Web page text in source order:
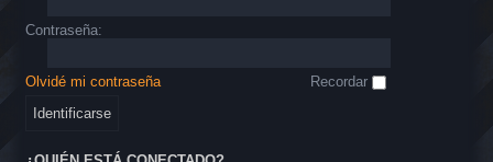
Contraseña:
Olvidé mi contraseña Recordar